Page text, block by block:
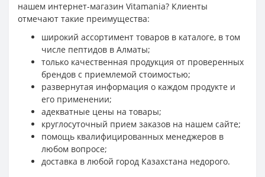
нашем интернет-магазин Vitamania? Клиенты
отмечают такие преимущества:
широкий ассортимент товаров в каталоге, в том
числе пептидов в Алматы;
только качественная продукция от проверенных
брендов с приемлемой стоимостью;
развернутая информация о каждом продукте и
его применении;
адекватные цены на товары;
круглосуточный прием заказов на нашем сайте;
помощь квалифицированных менеджеров в
любом вопросе;
доставка в любой город Казахстана недорого.